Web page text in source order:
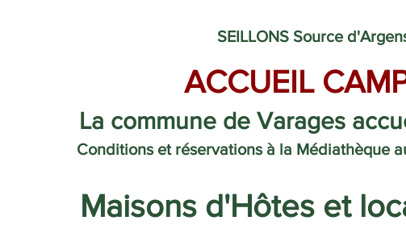
SEILLONS Source
ACCUEIL
La commune de Varages
Conditions et réservations à la Médiathèque
Maisons d'Hôtes et